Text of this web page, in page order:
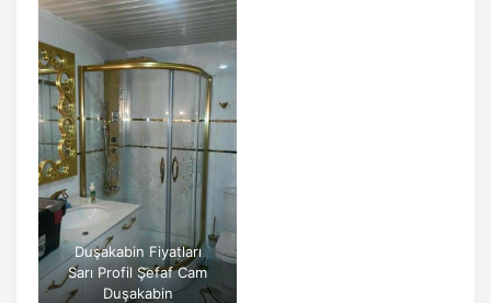
Duşakabin Fiyatları
Sarı Profil Şefaf Cam
Duşakabin